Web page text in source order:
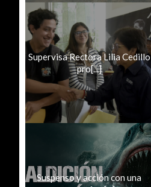
Supervisa Rectora Lilia Cedillo
pro[...]
Suspenso y acción con una